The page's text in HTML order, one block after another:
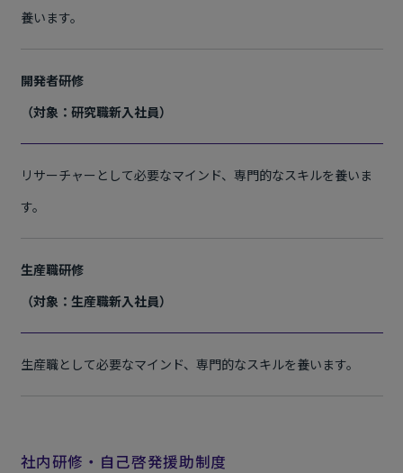
養います。
開発者研修
（対象：研究職新入社員）
リサーチャーとして必要なマインド、専門的なスキルを養いま
す。
生産職研修
（対象：生産職新入社員）
生産職として必要なマインド、専門的なスキルを養います。
社内研修・自己啓発援助制度